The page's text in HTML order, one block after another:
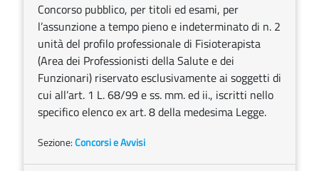
Concorso pubblico, per titoli ed esami, per
l’assunzione a tempo pieno e indeterminato di n. 2
unità del profilo professionale di Fisioterapista
(Area dei Professionisti della Salute e dei
Funzionari) riservato esclusivamente ai soggetti di
cui all’art. 1 L. 68/99 e ss. mm. ed ii., iscritti nello
specifico elenco ex art. 8 della medesima Legge.
Sezione:Concorsi e Avvisi